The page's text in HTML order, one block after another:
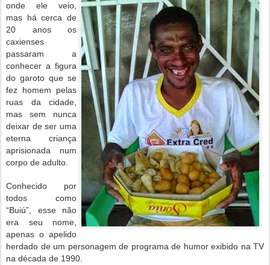
onde ele veio,
mas há cerca de
20 anos os
caxienses
passaram a
conhecer a figura
do garoto que se
fez homem pelas
ruas da cidade,
mas sem nunca
deixar de ser uma
eterna criança
aprisionada num
corpo de adulto.
Conhecido por
todos como
“Buiú”, esse não
era seu nome,
apenas o apelido
herdado de um personagem de programa de humor exibido na TV
na década de 1990.